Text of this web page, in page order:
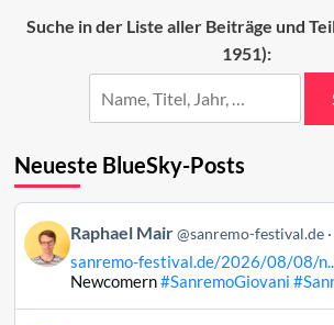
Suche in der Liste aller Beiträge und
1951):
Neueste BlueSky-Posts
Beitrag
von
Raphael
Raphael Mair @sanremo-festival.de
sanremo-festival.de/2026/08/08/
Newcomern#SanremoGiovani